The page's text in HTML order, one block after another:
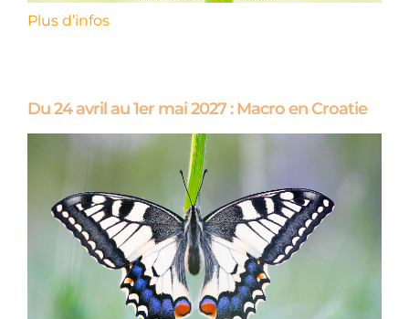
Plus d’infos
Du 24 avril au 1er mai 2027 : Macro en Croatie